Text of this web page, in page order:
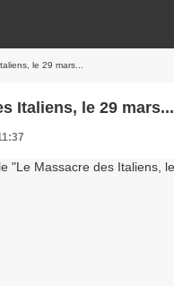
le 29 mars...
Italiens, le 29 mars...